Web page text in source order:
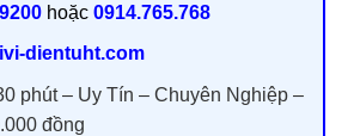
hoặc 0914.765.768
dientuht.com
phút – Uy Tín – Chuyên Nghiệp –
đồng